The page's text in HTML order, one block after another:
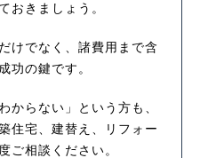
おきましょう。
けでなく、諸費用まで含
功の鍵です。
からない」という方も、
住宅、建替え、リフォー
ご相談ください。